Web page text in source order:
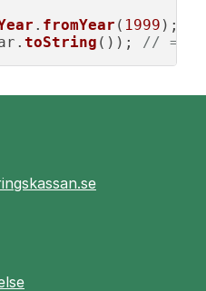
. fromYear ( 1999
toString ()); // =>